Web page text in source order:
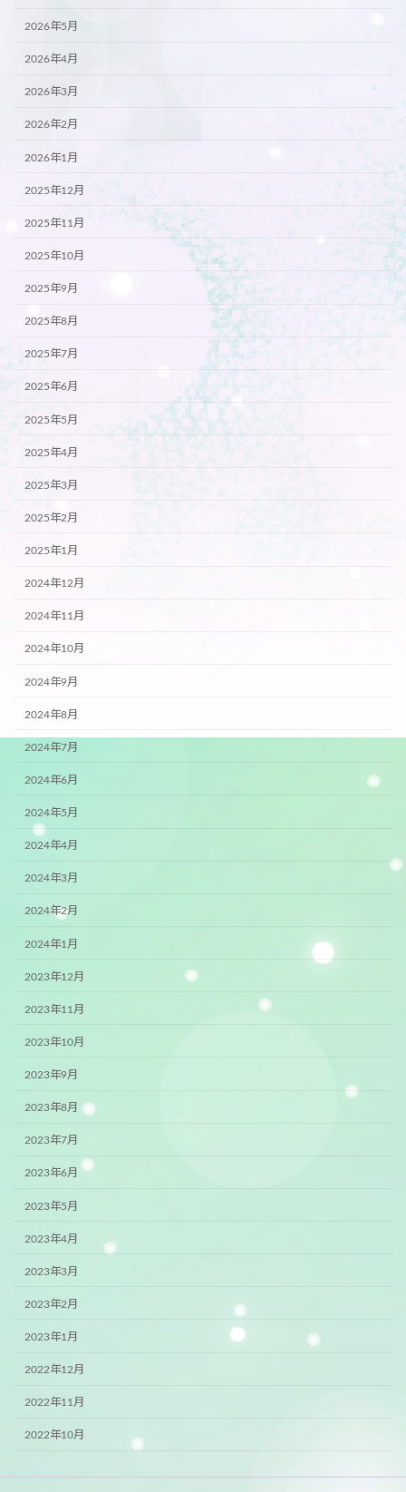
2026年5月
2026年4月
2026年3月
2026年2月
2026年1月
2025年12月
2025年11月
2025年10月
2025年9月
2025年8月
2025年7月
2025年6月
2025年5月
2025年4月
2025年3月
2025年2月
2025年1月
2024年12月
2024年11月
2024年10月
2024年9月
2024年8月
2024年7月
2024年6月
2024年5月
2024年4月
2024年3月
2024年2月
2024年1月
2023年12月
2023年11月
2023年10月
2023年9月
2023年8月
2023年7月
2023年6月
2023年5月
2023年4月
2023年3月
2023年2月
2023年1月
2022年12月
2022年11月
2022年10月